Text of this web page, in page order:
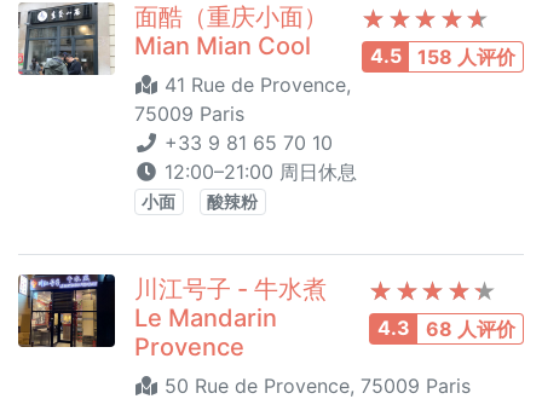
4.5 158 人评价
面酷（重庆小面）
Mian Mian Cool
41 Rue de Provence,
75009 Paris
+33 9 81 65 70 10
12:00–21:00 周日休息
小面 酸辣粉
4.3 68 人评价
川江号子 - 牛水煮
Le Mandarin
Provence
50 Rue de Provence, 75009 Paris